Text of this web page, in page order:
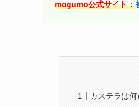
mogumo公式サイト：
カステラは